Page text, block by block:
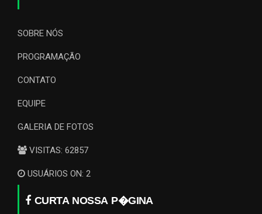
SOBRE NÓS
PROGRAMAÇÃO
CONTATO
EQUIPE
GALERIA DE FOTOS
VISITAS: 62857
USUÁRIOS ON: 2
CURTA NOSSA P�GINA